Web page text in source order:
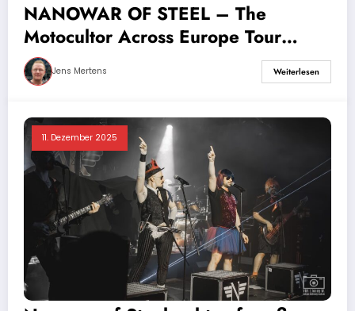
NANOWAR OF STEEL – The
Motocultor Across Europe Tour
2026Jens Mertens Weiterlesen
11. Dezember 2025